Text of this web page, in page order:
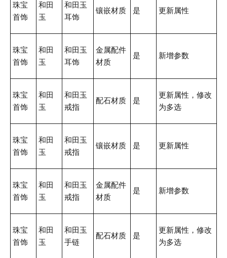
珠宝
首饰
和田
玉
和田玉
耳饰
镶嵌材质 是 更新属性
珠宝
首饰
和田
玉
和田玉
耳饰
金属配件
材质
是 新增参数
珠宝
首饰
和田
玉
和田玉
戒指
配石材质 是
更新属性，修改
为多选
珠宝
首饰
和田
玉
和田玉
戒指
镶嵌材质 是 更新属性
珠宝
首饰
和田
玉
和田玉
戒指
金属配件
材质
是 新增参数
珠宝
首饰
和田
玉
和田玉
手链
配石材质 是
更新属性，修改
为多选